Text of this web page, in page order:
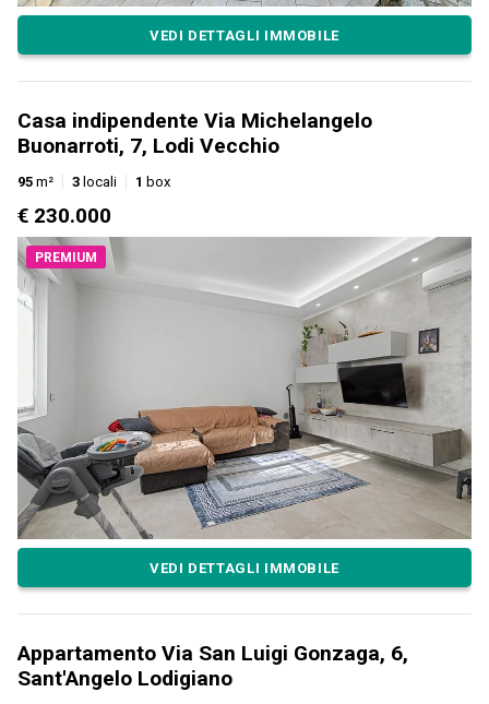
VEDI DETTAGLI IMMOBILE
Casa indipendente Via Michelangelo
Buonarroti, 7, Lodi Vecchio
95 m² 3 locali 1 box
€ 230.000
PREMIUM
VEDI DETTAGLI IMMOBILE
Appartamento Via San Luigi Gonzaga, 6,
Sant'Angelo Lodigiano